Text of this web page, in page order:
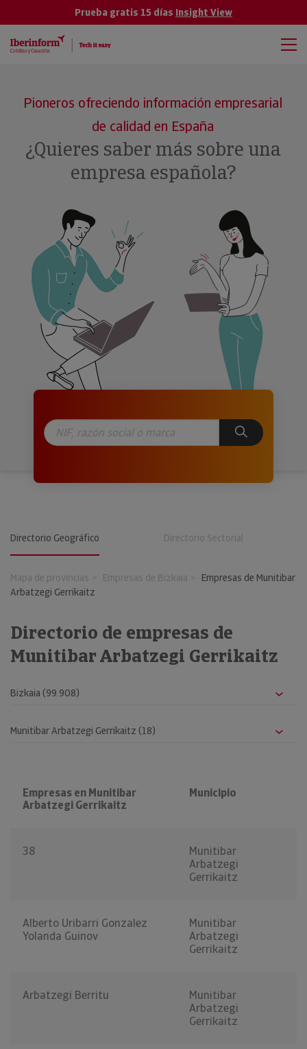
Prueba gratis 15 días Insight View
Pioneros ofreciendo información empresarial
de calidad en España
¿Quieres saber más sobre una
empresa española?
Directorio Geográfico Directorio Sectorial
Mapa de provincias Empresas de Bizkaia
Empresas de Munitibar
Arbatzegi Gerrikaitz
Directorio de empresas de
Munitibar Arbatzegi Gerrikaitz
Empresas en Munitibar
Arbatzegi Gerrikaitz
Municipio
38
Munitibar
Arbatzegi
Gerrikaitz
Alberto Uribarri Gonzalez
Yolanda Guinov
Munitibar
Arbatzegi
Gerrikaitz
Arbatzegi Berritu
Munitibar
Arbatzegi
Gerrikaitz